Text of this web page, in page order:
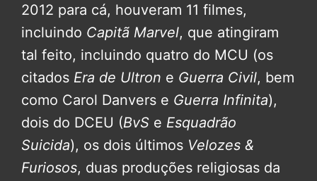
2012 para cá, houveram 11 filmes,
incluindo Capitã Marvel, que atingiram
tal feito, incluindo quatro do MCU (os
citados Era de Ultron e Guerra Civil, bem
como Carol Danvers e Guerra Infinita),
dois do DCEU (BvS e Esquadrão
Suicida), os dois últimos Velozes &
Furiosos, duas produções religiosas da